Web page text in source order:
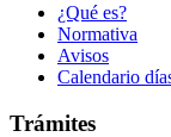
¿Qué es?
Normativa
Avisos
Calendario
Trámites